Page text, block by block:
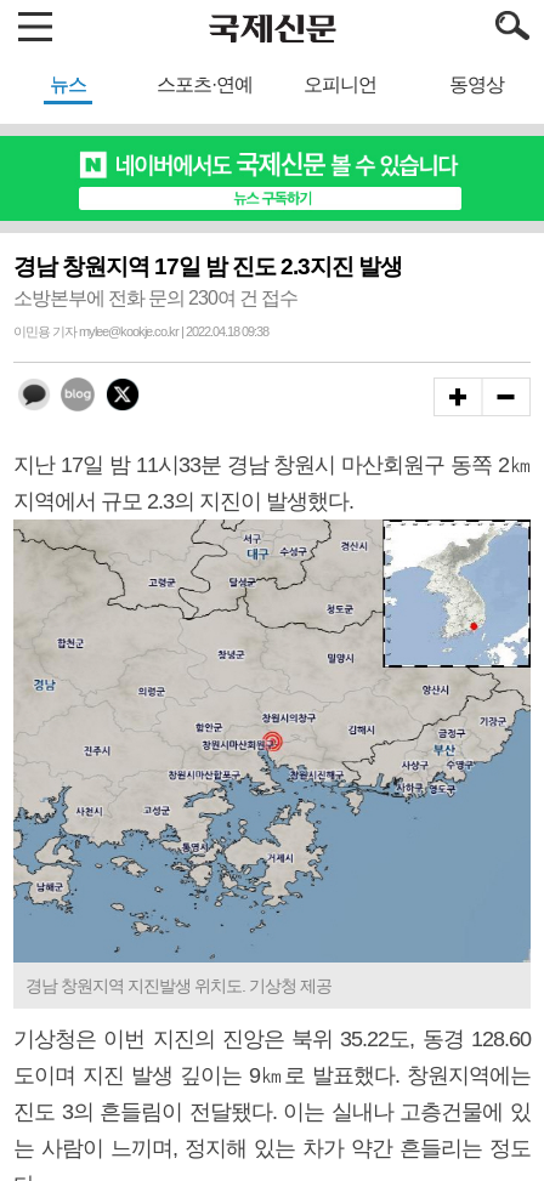
뉴스 스포츠·연예 오피니언 동영상
경남 창원지역 17일 밤 진도 2.3지진 발생
소방본부에 전화 문의 230여 건 접수
이민용 기자 mylee@kookje.co.kr | 2022.04.18 09:38
지난 17일 밤 11시33분 경남 창원시 마산회원구 동쪽 2㎞
지역에서 규모 2.3의 지진이 발생했다.
경남 창원지역 지진발생 위치도. 기상청 제공
기상청은 이번 지진의 진앙은 북위 35.22도, 동경 128.60
도이며 지진 발생 깊이는 9㎞로 발표했다. 창원지역에는
진도 3의 흔들림이 전달됐다. 이는 실내나 고층건물에 있
는 사람이 느끼며, 정지해 있는 차가 약간 흔들리는 정도